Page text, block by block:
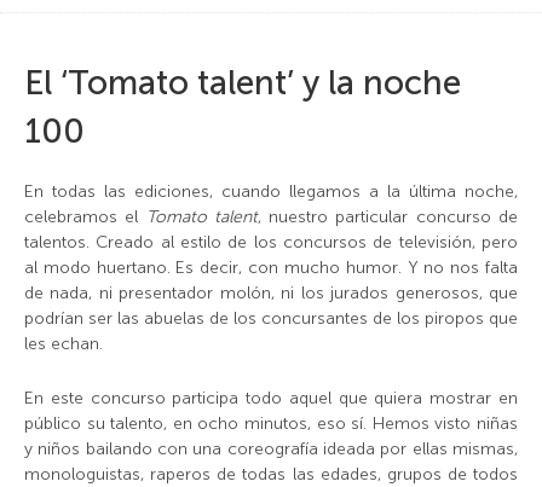
El ‘Tomato talent’ y la noche
100
En todas las ediciones, cuando llegamos a la última noche,
celebramos el Tomato talent, nuestro particular concurso de
talentos. Creado al estilo de los concursos de televisión, pero
al modo huertano. Es decir, con mucho humor. Y no nos falta
de nada, ni presentador molón, ni los jurados generosos, que
podrían ser las abuelas de los concursantes de los piropos que
les echan.
En este concurso participa todo aquel que quiera mostrar en
público su talento, en ocho minutos, eso sí. Hemos visto niñas
y niños bailando con una coreografía ideada por ellas mismas,
monologuistas, raperos de todas las edades, grupos de todos